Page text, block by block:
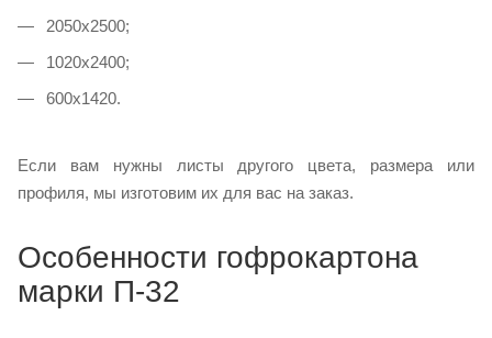
2050х2500;
1020х2400;
600х1420.
Если вам нужны листы другого цвета, размера или
профиля, мы изготовим их для вас на заказ.
Особенности гофрокартона
марки П-32